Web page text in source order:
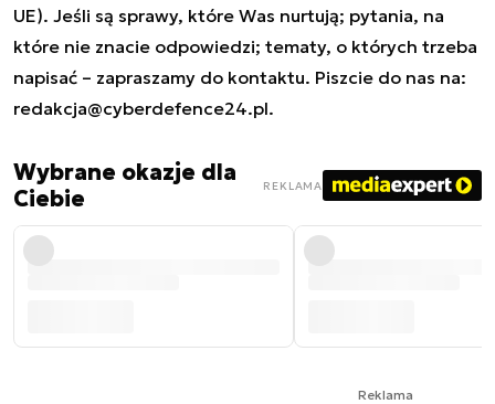
UE). Jeśli są sprawy, które Was nurtują; pytania, na
które nie znacie odpowiedzi; tematy, o których trzeba
napisać – zapraszamy do kontaktu. Piszcie do nas na:
redakcja@cyberdefence24.pl.
Wybrane okazje dla
Ciebie
REKLAMA
Reklama